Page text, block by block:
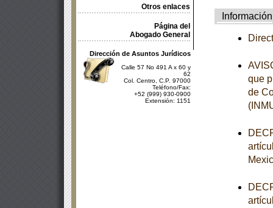
Otros enlaces
Página del
Abogado General
Dirección de Asuntos Jurídicos
Calle 57 No 491 A x 60 y
62
Col. Centro, C.P. 97000
Teléfono/Fax:
+52 (999) 930-0900
Extensión: 1151
Información
que
de